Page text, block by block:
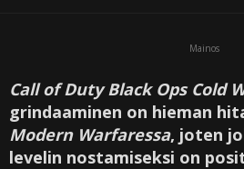
Mainos
Call of Duty Black Ops Cold
grindaaminen on hieman
Modern Warfaressa, joten
levelin nostamiseksi on